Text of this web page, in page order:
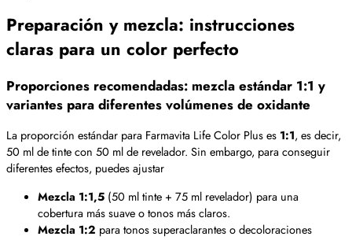
Preparación y mezcla: instrucciones
claras para un color perfecto
Proporciones recomendadas: mezcla estándar 1:1 y
variantes para diferentes volúmenes de oxidante
La proporción estándar para Farmavita Life Color Plus es 1:1, es decir,
50 ml de tinte con 50 ml de revelador. Sin embargo, para conseguir
diferentes efectos, puedes ajustar
Mezcla 1:1,5 (50 ml tinte + 75 ml revelador) para una
cobertura más suave o tonos más claros.
Mezcla 1:2 para tonos superaclarantes o decoloraciones